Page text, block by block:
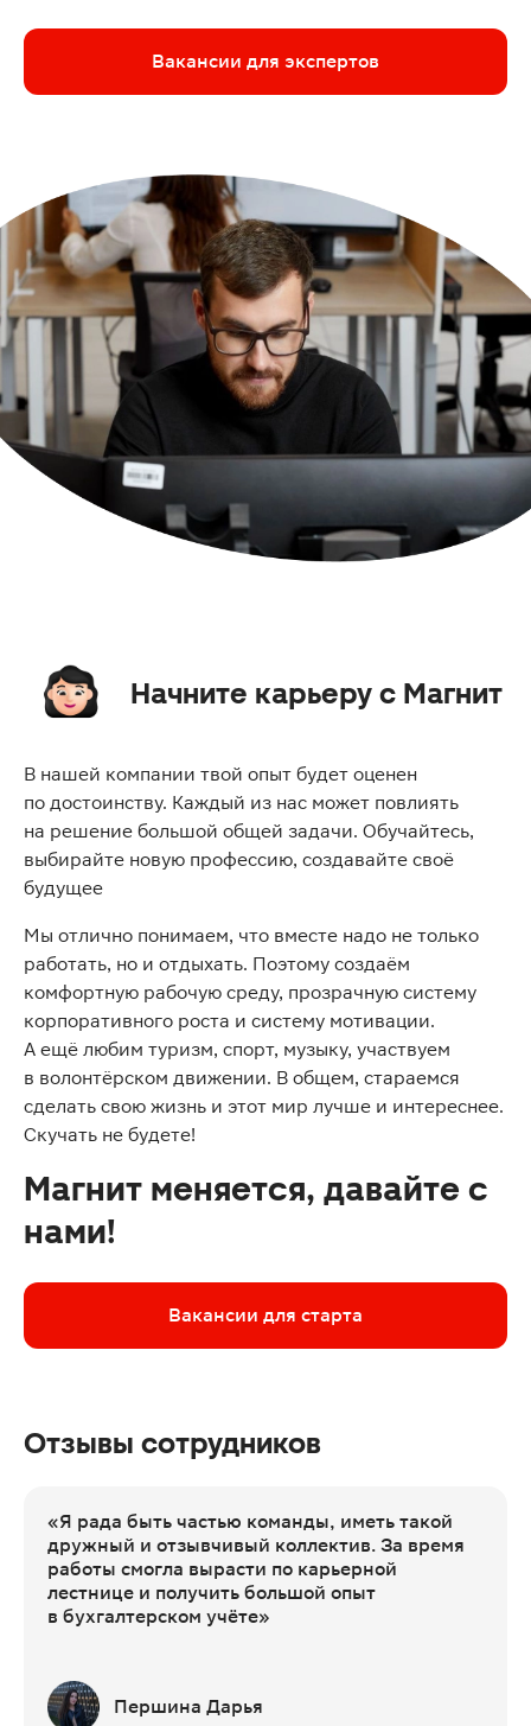
Вакансии для экспертов
Начните карьеру с Магнит
В нашей компании твой опыт будет оценен
по достоинству. Каждый из нас может повлиять
на решение большой общей задачи. Обучайтесь,
выбирайте новую профессию, создавайте своё
будущее
Мы отлично понимаем, что вместе надо не только
работать, но и отдыхать. Поэтому создаём
комфортную рабочую среду, прозрачную систему
корпоративного роста и систему мотивации.
А ещё любим туризм, спорт, музыку, участвуем
в волонтёрском движении. В общем, стараемся
сделать свою жизнь и этот мир лучше и интереснее.
Скучать не будете!
Магнит меняется, давайте с
нами!
Вакансии для старта
Отзывы сотрудников
«Я рада быть частью команды, иметь такой
дружный и отзывчивый коллектив. За время
работы смогла вырасти по карьерной
лестнице и получить большой опыт
в бухгалтерском учёте»
Першина Дарья